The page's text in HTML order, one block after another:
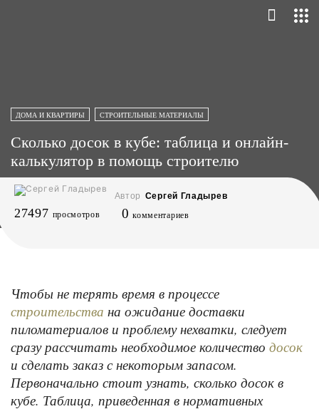
ДОМА И КВАРТИРЫ СТРОИТЕЛЬНЫЕ МАТЕРИАЛЫ
Сколько досок в кубе: таблица и онлайн-
калькулятор в помощь строителю
Автор Сергей Гладырев
27497 просмотров 0 комментариев
Чтобы не терять время в процессе
строительства на ожидание доставки
пиломатериалов и проблему нехватки, следует
сразу рассчитать необходимое количество досок
и сделать заказ с некоторым запасом.
Первоначально стоит узнать, сколько досок в
кубе. Таблица, приведенная в нормативных